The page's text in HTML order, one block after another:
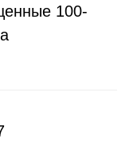
100-